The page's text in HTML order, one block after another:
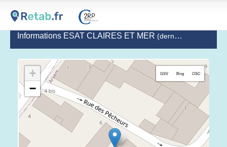
Informations ESAT CLAIRES ET MER (dernière mise à jour le 2020-06-09)
+
−
GSV Bing OSC